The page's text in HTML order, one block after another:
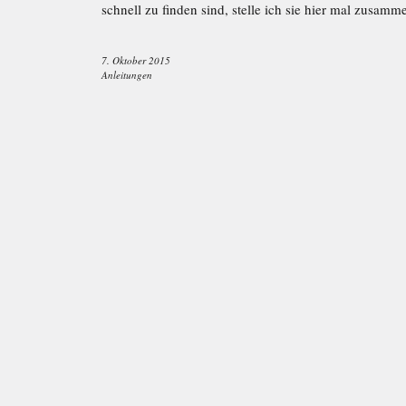
schnell zu finden sind, stelle ich sie hier mal
7. Oktober 2015
Anleitungen